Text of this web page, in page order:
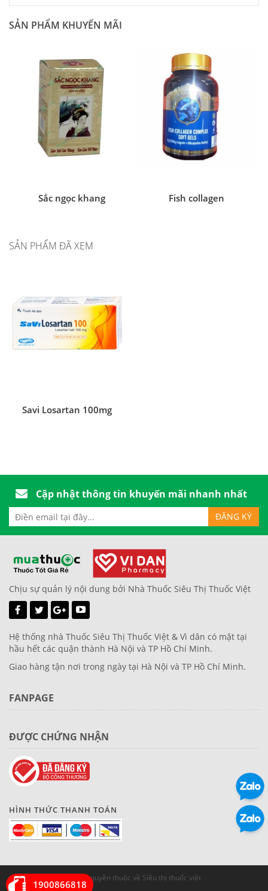
SẢN PHẨM KHUYẾN MÃI
Sắc ngọc khang Fish collagen
SẢN PHẨM ĐÃ XEM
Savi Losartan 100mg
1900866818
Cập nhật thông tin khuyến mãi nhanh nhất
Chịu sự quản lý nội dung bởi Nhà Thuốc Siêu Thị Thuốc Việt
Hệ thống nhà Thuốc Siêu Thị Thuốc Việt & Vì dân có mặt tại
hầu hết các quận thành Hà Nội và TP Hồ Chí Minh.
Giao hàng tận nơi trong ngày tại Hà Nội và TP Hồ Chí Minh.
FANPAGE
ĐƯỢC CHỨNG NHẬN
HÌNH THỨC THANH TOÁN
© Bản quyền thuộc về Siêu thị thuốc việt